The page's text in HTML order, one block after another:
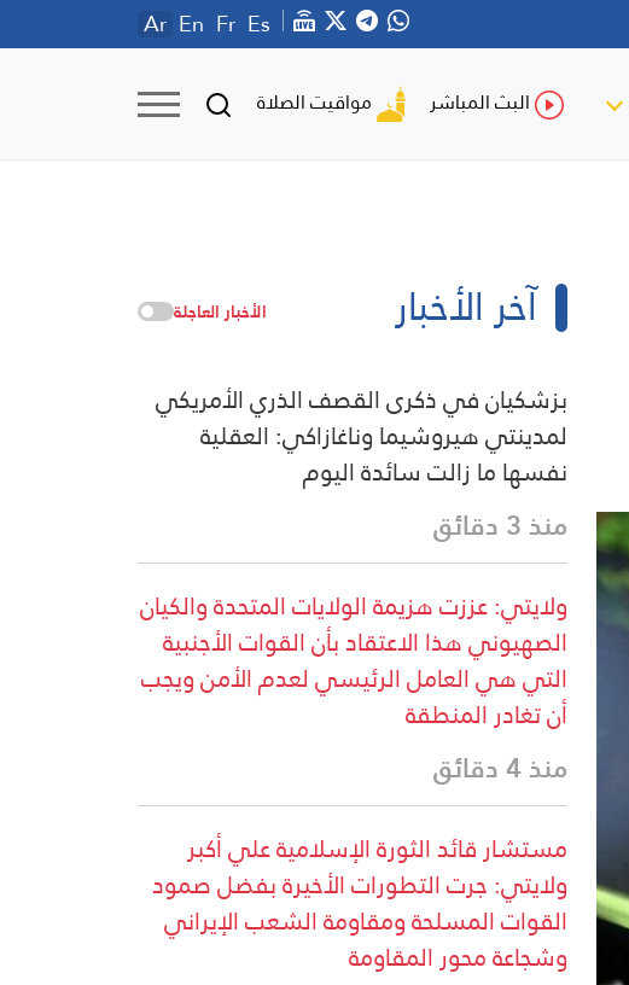
Ar En Fr Es
البث المباشر مواقيت الصلاة
آخر الأخبار الأخبار العاجلة
بزشكيان في ذكرى القصف الذري الأمريكي
لمدينتي هيروشيما وناغازاكي: العقلية
نفسها ما زالت سائدة اليوم
منذ 3 دقائق
ولايتي: عززت هزيمة الولايات المتحدة والكيان
الصهيوني هذا الاعتقاد بأن القوات الأجنبية
التي هي العامل الرئيسي لعدم الأمن ويجب
أن تغادر المنطقة
منذ 4 دقائق
مستشار قائد الثورة الإسلامية علي أكبر
ولايتي: جرت التطورات الأخيرة بفضل صمود
القوات المسلحة ومقاومة الشعب الإيراني
وشجاعة محور المقاومة